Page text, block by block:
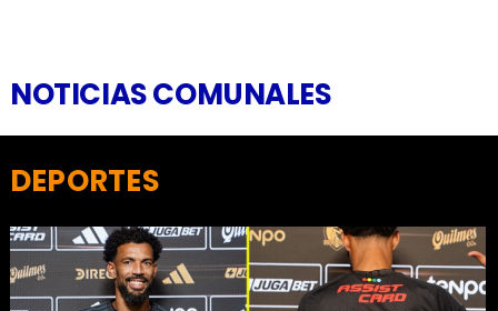
NOTICIAS COMUNALES
DEPORTES